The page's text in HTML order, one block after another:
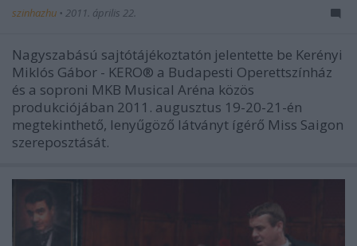
szinhazhu • 2011. április 22.
Nagyszabású sajtótájékoztatón jelentette be Kerényi
Miklós Gábor - KERO® a Budapesti Operettszínház
és a soproni MKB Musical Aréna közös
produkciójában 2011. augusztus 19-20-21-én
megtekinthető, lenyűgöző látványt ígérő Miss Saigon
szereposztását.